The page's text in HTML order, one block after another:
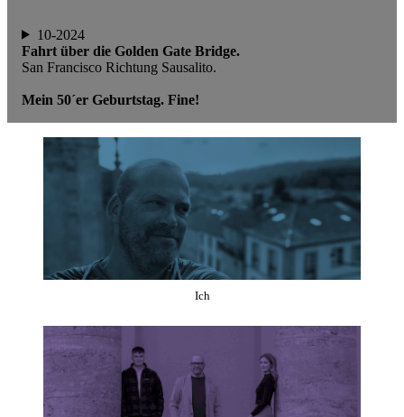
10-2024
Fahrt über die Golden Gate Bridge.
San Francisco Richtung Sausalito.
Mein 50´er Geburtstag. Fine!
Ich